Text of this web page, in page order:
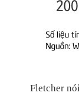
Fletcher